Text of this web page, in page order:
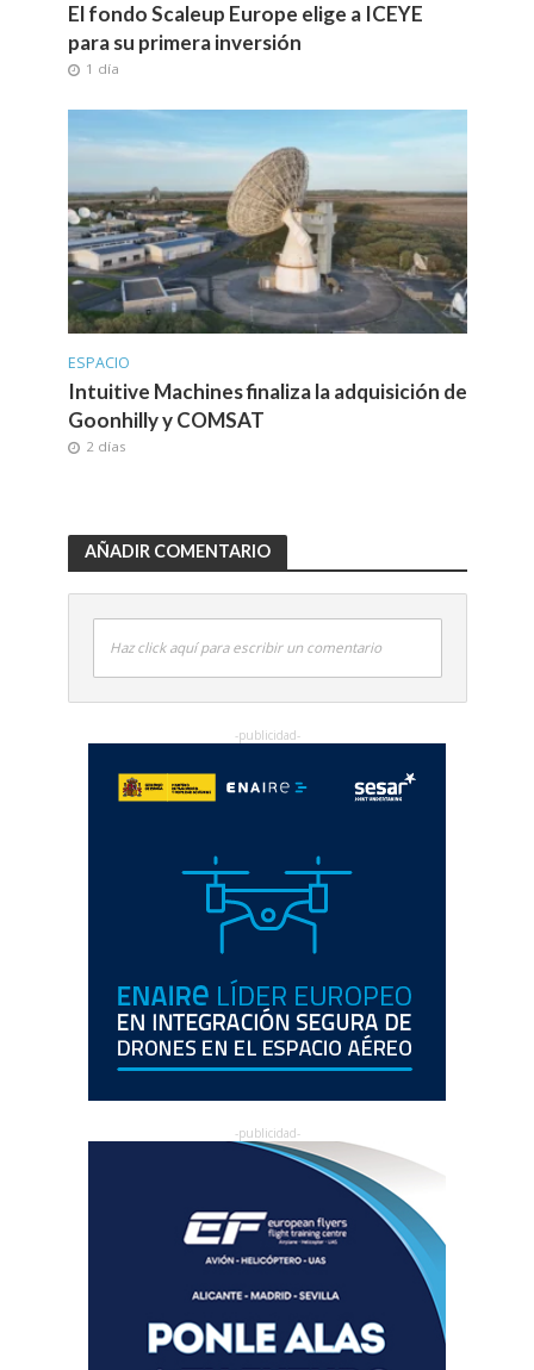
El fondo Scaleup Europe elige a ICEYE
para su primera inversión
1 día
ESPACIO
Intuitive Machines finaliza la adquisición de
Goonhilly y COMSAT
2 días
AÑADIR COMENTARIO
Haz click aquí para escribir un comentario